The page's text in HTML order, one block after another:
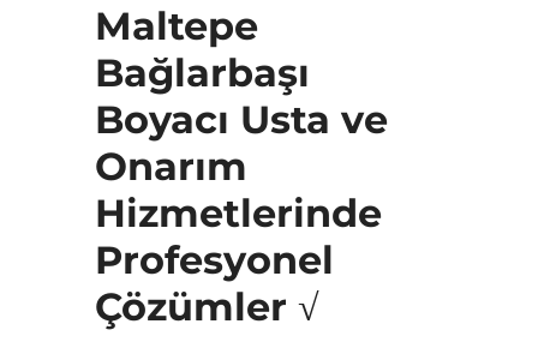
Maltepe
Bağlarbaşı
Boyacı Usta ve
Onarım
Hizmetlerinde
Profesyonel
Çözümler √